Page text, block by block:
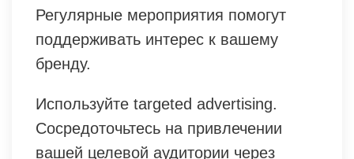
Регулярные мероприятия помогут
поддерживать интерес к вашему
бренду.
Используйте targeted advertising.
Сосредоточьтесь на привлечении
вашей целевой аудитории через